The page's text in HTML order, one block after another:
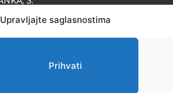
Upravljajte saglasnostima
Prihvati